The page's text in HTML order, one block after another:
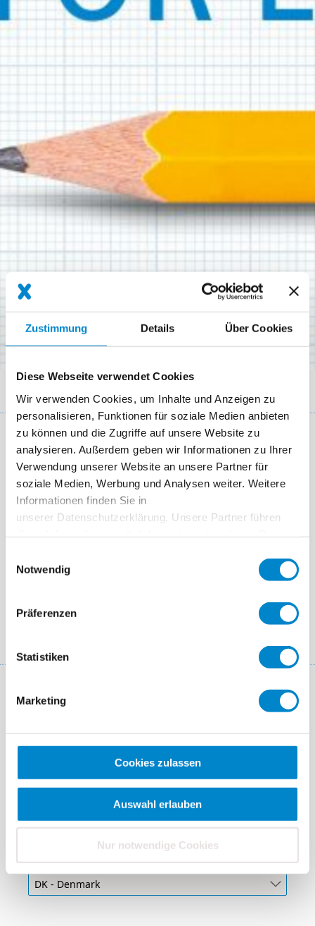
Zustimmung Details Über Cookies
Diese Webseite verwendet Cookies
Wir verwenden Cookies, um Inhalte und Anzeigen zu
personalisieren, Funktionen für soziale Medien anbieten
zu können und die Zugriffe auf unsere Website zu
analysieren. Außerdem geben wir Informationen zu Ihrer
Verwendung unserer Website an unsere Partner für
soziale Medien, Werbung und Analysen weiter. Weitere
Informationen finden Sie in
unserer Datenschutzerklärung. Unsere Partner führen
sie im Rahmen Ihrer Nutzung der Dienste gesammelt
haben. Weitere Informationen erhalten Sie in unserer
Notwendig
Präferenzen
Statistiken
Marketing
Cookies zulassen
Auswahl erlauben
Nur notwendige Cookies
Breadcrumb
Download our free Handbook
Service and advice are our top priority - whether in
the office or on the construction site. We are happy
to support you with information and materials that
offer you benefits and make your everyday life easier.
waterproofing solutions for details...
Country Code